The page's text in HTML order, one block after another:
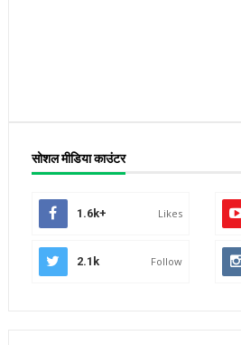
सोशल मीडिया काउंटर
1.6k+ Likes
2.1k Follow